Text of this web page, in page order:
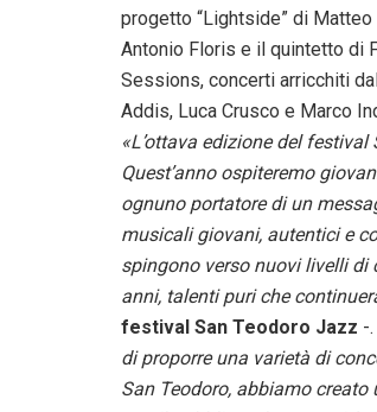
progetto “Lightside” di
Antonio Floris e il quintetto di
Sessions, concerti arricchiti
Addis, Luca Crusco e Marco
«L’ottava edizione del
Quest’anno ospiteremo
ognuno portatore di un
musicali giovani, autentici e
spingono verso nuovi livelli di
anni, talenti puri che
festival San Teodoro Jazz -.
di proporre una varietà di
San Teodoro, abbiamo